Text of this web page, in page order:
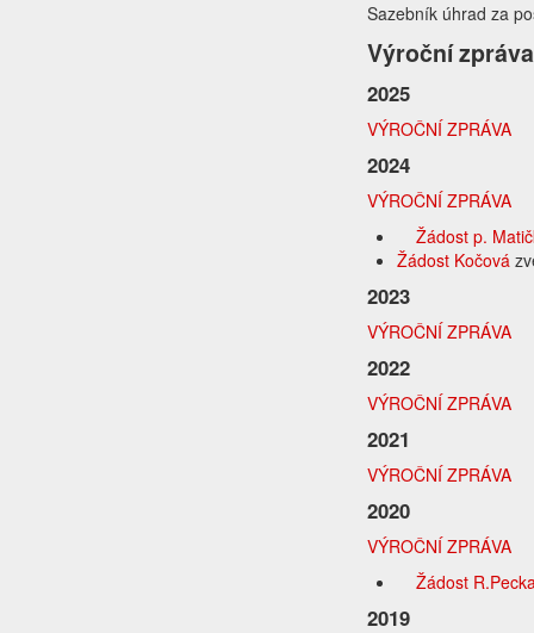
Sazebník úhrad za
Výroční
2025
VÝROČNÍ ZPRÁVA
2024
VÝROČNÍ ZPRÁVA
Žádost p.
Žádost Kočová
2023
VÝROČNÍ ZPRÁVA
2022
VÝROČNÍ ZPRÁVA
2021
VÝROČNÍ ZPRÁVA
2020
VÝROČNÍ ZPRÁVA
Žádost
2019